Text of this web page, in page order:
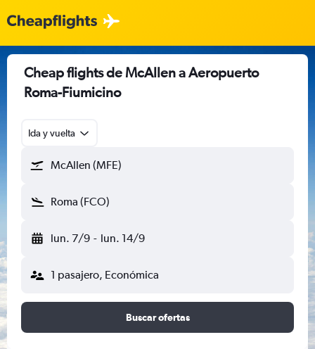
Cheap flights de McAllen a Aeropuerto
Roma-Fiumicino
Ida y vuelta
McAllen (MFE)
Roma (FCO)
lun. 7/9 - lun. 14/9
1 pasajero, Económica
Buscar ofertas